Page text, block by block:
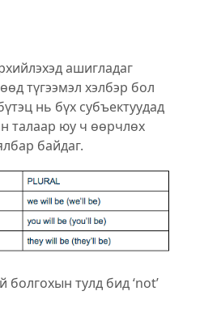
ашигладаг
түгээмэл хэлбэр бол
нь бүх субъектуудад
талаар юу ч өөрчлөх
байдаг.
болгохын тулд бид ‘not’